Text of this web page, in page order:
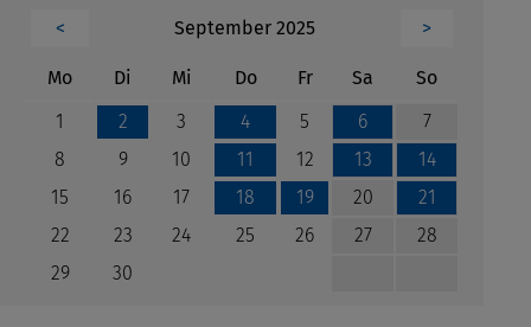
< September 2025 >
Montag Di enstag
Mi ttwochDonnerstag
FreitagSa mstagSonntag
1
2 3 4 5 6
7
8
9 10 11 12 13
14
15
16 17 18 19 20
21
22
23 24 25 26 27
28
29
30